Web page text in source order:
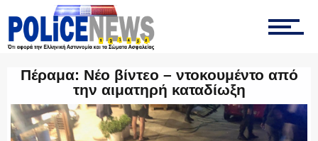
ΟΜΑΔΑ “Ζ”
Πέραμα: Νέο βίντεο – ντοκουμέντο από
την αιματηρή καταδίωξη